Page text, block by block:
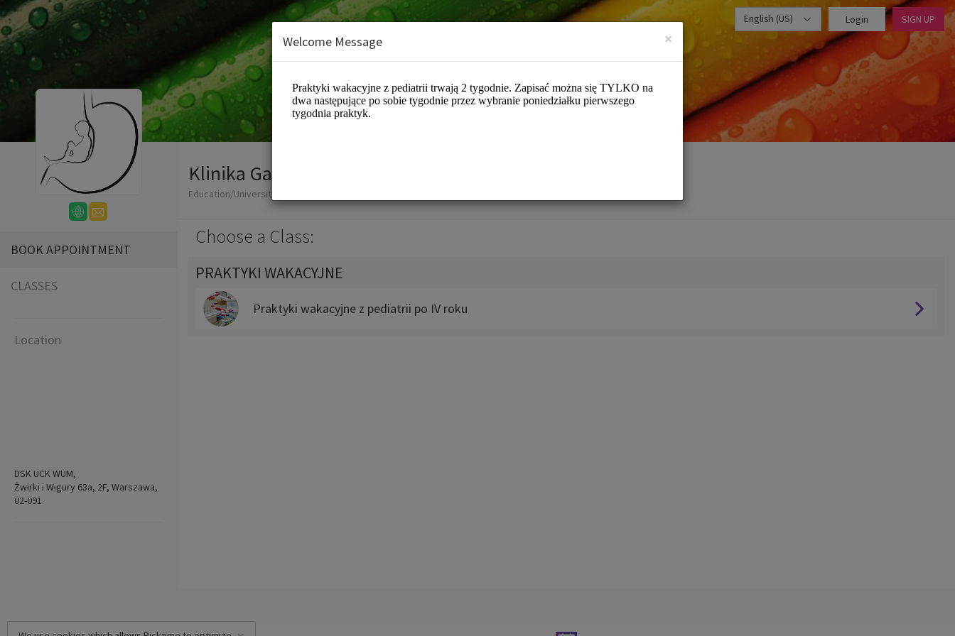
English (US) Login SIGN UP
BOOK APPOINTMENT
CLASSES
Location
DSK UCK WUM,
Żwirki i Wigury 63a, 2F, Warszawa,
02-091.
Klinika Gastroenterologii i Żywienia Dzieci WUM
Education/Universities
Choose a Class:
PRAKTYKI WAKACYJNE
Praktyki wakacyjne z pediatrii po IV roku
×
Welcome Message